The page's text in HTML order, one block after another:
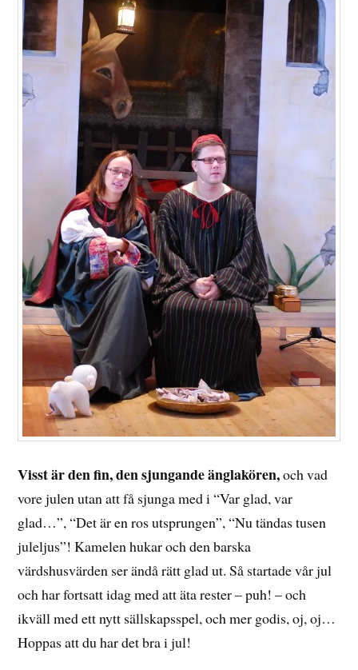
Visst är den fin, den sjungande änglakören,och vad
vore julen utan att få sjunga med i “Var glad, var
glad…”, “Det är en ros utsprungen”, “Nu tändas tusen
juleljus”! Kamelen hukar och den barska
värdshusvärden ser ändå rätt glad ut. Så startade vår jul
och har fortsatt idag med att äta rester – puh! – och
ikväll med ett nytt sällskapsspel, och mer godis, oj, oj…
Hoppas att du har det bra i jul!